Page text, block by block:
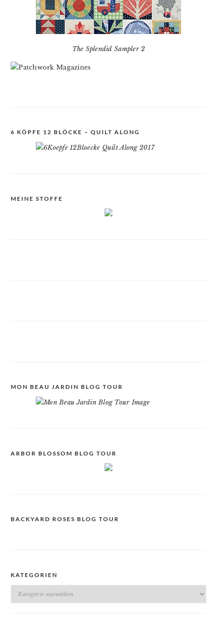
The Splendid Sampler 2
6 KÖPFE 12 BLÖCKE – QUILT ALONG
MEINE STOFFE
MON BEAU JARDIN BLOG TOUR
ARBOR BLOSSOM BLOG TOUR
BACKYARD ROSES BLOG TOUR
KATEGORIEN
Kategorien